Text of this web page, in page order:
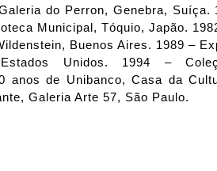
do Perron, Genebra,
Municipal, Tóquio, Japão.
Buenos Aires. 1989 –
Unidos. 1994 –
anos de Unibanco, Casa da
Galeria Arte 57, São Paulo.